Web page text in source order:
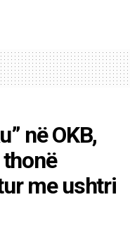
në OKB,
me ushtri